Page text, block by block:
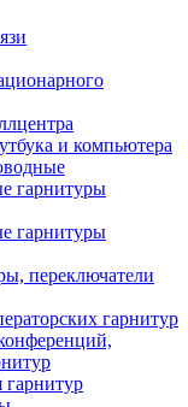
и компьютера
гарнитуры
гарнитуры
переключатели
гарнитур
гарнитур